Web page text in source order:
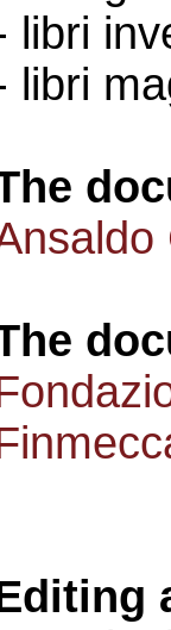
libri
libri